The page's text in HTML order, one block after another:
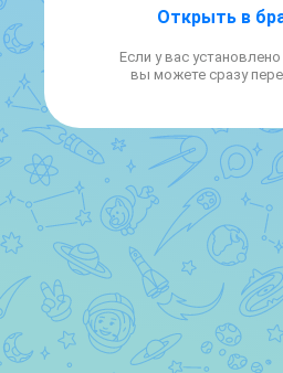
Открыть в
Если у вас
вы можете сразу